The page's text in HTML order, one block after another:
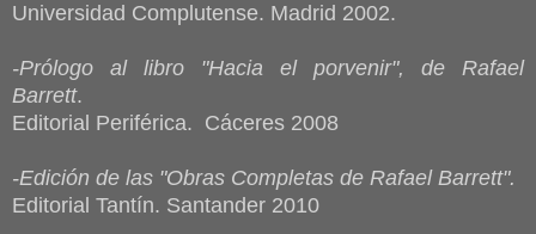
Universidad Complutense. Madrid 2002.
-Prólogo al libro "Hacia el porvenir", de Rafael
Barrett.
Editorial Periférica. Cáceres 2008
-Edición de las "Obras Completas de Rafael Barrett".
Editorial Tantín. Santander 2010